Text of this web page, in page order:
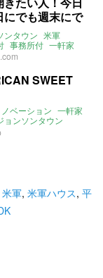
にでも週末にで
ンタウン 米軍
事務所付 一軒家
ベーション
SWEET
ノベーション 一軒家
ョンソンタウン
すめ
米軍, 米軍ハウス, 平